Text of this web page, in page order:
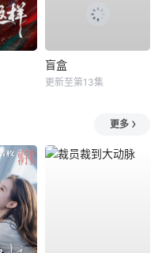
盲盒
更新至第13集
更多